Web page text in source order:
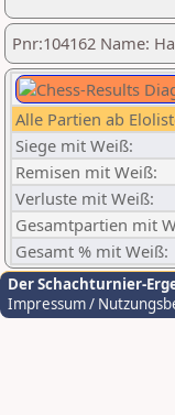
Pnr:104162 Name:
Alle Partien ab
Siege mit Weiß:
Remisen mit Weiß:
Verluste mit Weiß:
Gesamtpartien mit
Gesamt % mit Weiß:
Der Schachturnier-
Impressum /